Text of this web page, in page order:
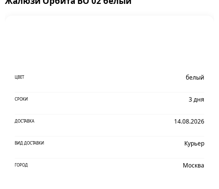
ЦВЕТ белый
СРОКИ 3 дня
ДОСТАВКА 14.08.2026
ВИД ДОСТАВКИ Курьер
ГОРОД Москва